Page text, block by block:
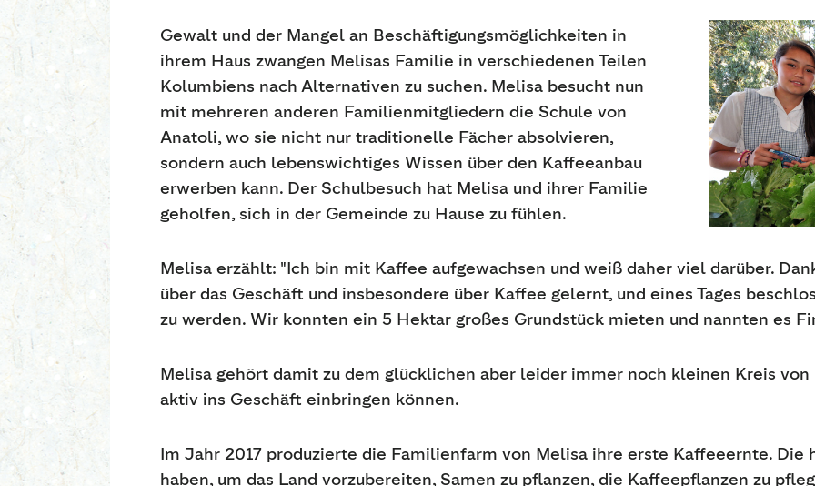
Gewalt und der Mangel an Beschäftigungsmöglichkeiten in
ihrem Haus zwangen Melisas Familie in verschiedenen Teilen
Kolumbiens nach Alternativen zu suchen. Melisa besucht nun
mit mehreren anderen Familienmitgliedern die Schule von
Anatoli, wo sie nicht nur traditionelle Fächer absolvieren,
sondern auch lebenswichtiges Wissen über den Kaffeeanbau
erwerben kann. Der Schulbesuch hat Melisa und ihrer Familie
geholfen, sich in der Gemeinde zu Hause zu fühlen.
Melisa erzählt: "Ich bin mit Kaffee aufgewachsen und weiß daher viel darüber.
über das Geschäft und insbesondere über Kaffee gelernt, und eines Tages
zu werden. Wir konnten ein 5 Hektar großes Grundstück mieten und nannten es
Melisa gehört damit zu dem glücklichen aber leider immer noch kleinen Kreis von
aktiv ins Geschäft einbringen können.
Im Jahr 2017 produzierte die Familienfarm von Melisa ihre erste Kaffeeernte. Die
haben, um das Land vorzubereiten, Samen zu pflanzen, die Kaffeepflanzen zu